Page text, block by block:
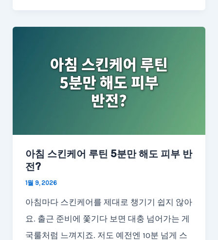
아침 스킨케어 루틴 5분만 해도 피부 반
전?
1월 9, 2026
아침마다 스킨케어를 제대로 챙기기 쉽지 않아
요. 출근 준비에 쫓기다 보면 대충 넘어가는 게
국룰처럼 느껴지죠. 저도 예전엔 10분 넘게 스